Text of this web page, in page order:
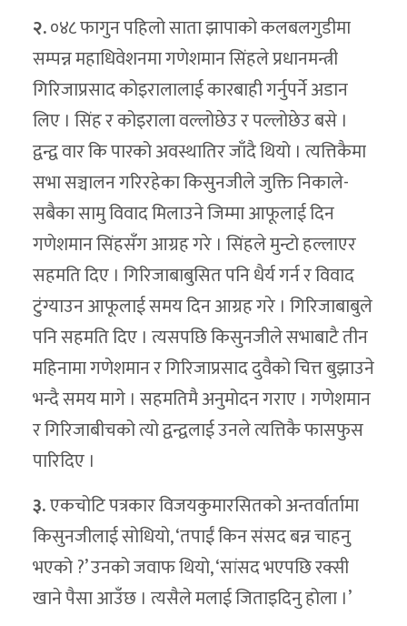
२.०४८ फागुन पहिलो साता झापाको कलबलगुडीमा
सम्पन्न महाधिवेशनमा गणेशमान सिंहले प्रधानमन्त्री
गिरिजाप्रसाद कोइरालालाई कारबाही गर्नुपर्ने अडान
लिए । सिंह र कोइराला वल्लोछेउ र पल्लोछेउ बसे ।
द्वन्द्व वार कि पारको अवस्थातिर जाँदै थियो । त्यत्तिकैमा
सभा सञ्चालन गरिरहेका किसुनजीले जुक्ति निकाले-
सबैका सामु विवाद मिलाउने जिम्मा आफूलाई दिन
गणेशमान सिंहसँग आग्रह गरे । सिंहले मुन्टो हल्लाएर
सहमति दिए । गिरिजाबाबुसित पनि धैर्य गर्न र विवाद
टुंग्याउन आफूलाई समय दिन आग्रह गरे । गिरिजाबाबुले
पनि सहमति दिए । त्यसपछि किसुनजीले सभाबाटै तीन
महिनामा गणेशमान र गिरिजाप्रसाद दुवैको चित्त बुझाउने
भन्दै समय मागे । सहमतिमै अनुमोदन गराए । गणेशमान
र गिरिजाबीचको त्यो द्वन्द्वलाई उनले त्यत्तिकै फासफुस
पारिदिए ।
३.एकचोटि पत्रकार विजयकुमारसितको अन्तर्वार्तामा
किसुनजीलाई सोधियो, ‘तपाईं किन संसद बन्न चाहनु
भएको ?’ उनको जवाफ थियो, ‘सांसद भएपछि रक्सी
खाने पैसा आउँछ । त्यसैले मलाई जिताइदिनु होला ।’